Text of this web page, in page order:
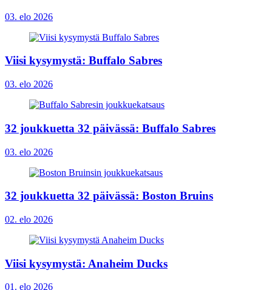
03. elo 2026
Viisi kysymystä: Buffalo Sabres
03. elo 2026
32 joukkuetta 32 päivässä: Buffalo Sabres
03. elo 2026
32 joukkuetta 32 päivässä: Boston Bruins
02. elo 2026
Viisi kysymystä: Anaheim Ducks
01. elo 2026